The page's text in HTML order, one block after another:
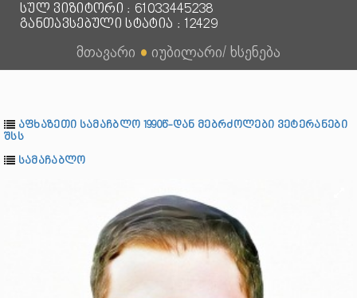
სულ ვიზიტორი : 61033445238
განთავსებული სტატია : 12429
მთავარი ● იუბილარი/ ხსენება
აფხაზეთი სამაჩბლო 1990წ-დან მებრძოლები ვეტერანები
შსს
სამაჩაბლო